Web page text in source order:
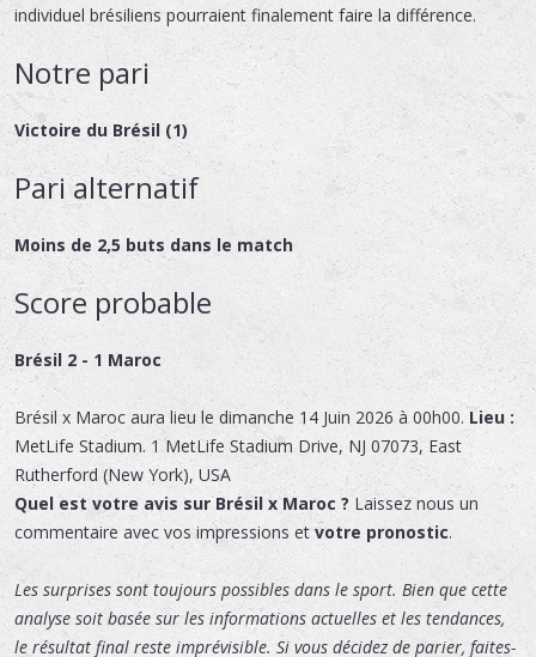
individuel brésiliens pourraient finalement faire la différence.
Notre pari
Victoire du Brésil (1)
Pari alternatif
Moins de 2,5 buts dans le match
Score probable
Brésil 2 - 1 Maroc
Brésil x Maroc aura lieu le dimanche 14 Juin 2026 à 00h00. Lieu :
MetLife Stadium. 1 MetLife Stadium Drive, NJ 07073, East
Rutherford (New York), USA
Quel est votre avis sur Brésil x Maroc ? Laissez nous un
commentaire avec vos impressions et votre pronostic.
Les surprises sont toujours possibles dans le sport. Bien que cette
analyse soit basée sur les informations actuelles et les tendances,
le résultat final reste imprévisible. Si vous décidez de parier, faites-